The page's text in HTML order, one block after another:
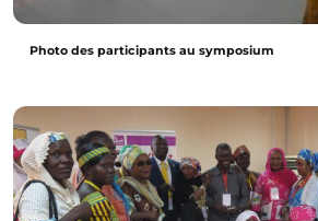
Photo des participants au symposium